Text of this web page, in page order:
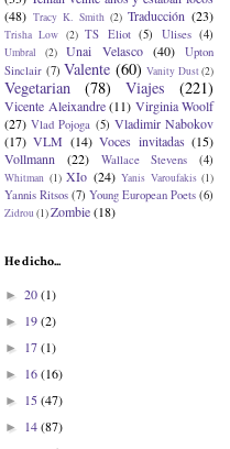
(48) Tracy K. Smith (2) Traducción (23)
Trisha Low (2) TS Eliot (5) Ulises (4)
Umbral (2) Unai Velasco (40)
Upton
Sinclair (7) Valente (60) Vanity Dust(2)
Vegetarian (78) Viajes (221)
Vicente Aleixandre (11) Virginia Woolf
(27) Vlad Pojoga (5) Vladimir Nabokov
(17) VLM (14) Voces invitadas (15)
Vollmann
(22) Wallace Stevens (4)
Whitman (1) XIo (24) Yanis Varoufakis (1)
Yannis Ritsos (7) Young European Poets (6)
Zidrou(1)Zombie(18)
He dicho...
► 20(1)
► 19(2)
► 17(1)
► 16(16)
► 15(47)
► 14(87)